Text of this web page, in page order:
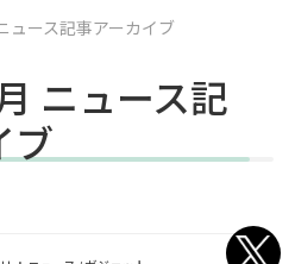
ュース記事アーカイブ
ニュース記
ブ